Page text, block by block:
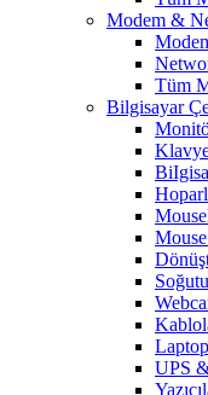
Modem &
Tüm
Bilgisayar
UPS